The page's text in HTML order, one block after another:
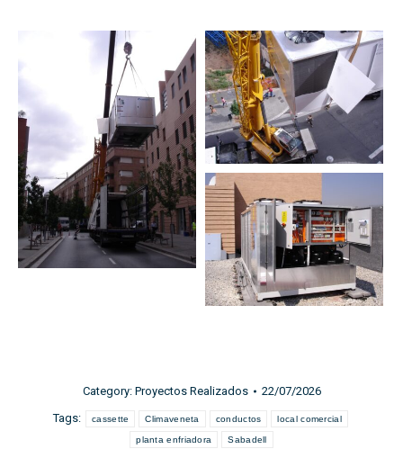
Category: Proyectos Realizados 22/07/2026
Tags: cassette Climaveneta conductos local comercial
planta enfriadora Sabadell